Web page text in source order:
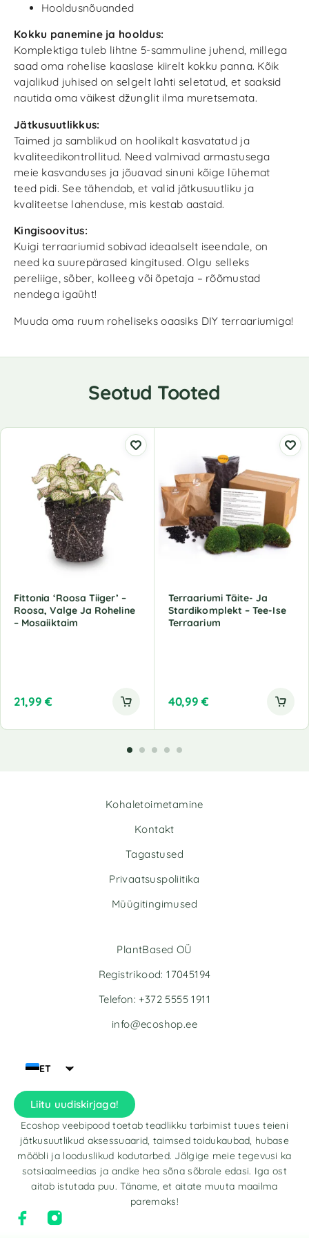
Hooldusnõuanded
Kokku panemine ja hooldus:
Komplektiga tuleb lihtne 5-sammuline juhend, millega
saad oma rohelise kaaslase kiirelt kokku panna. Kõik
vajalikud juhised on selgelt lahti seletatud, et saaksid
nautida oma väikest džunglit ilma muretsemata.
Jätkusuutlikkus:
Taimed ja samblikud on hoolikalt kasvatatud ja
kvaliteedikontrollitud. Need valmivad armastusega
meie kasvanduses ja jõuavad sinuni kõige lühemat
teed pidi. See tähendab, et valid jätkusuutliku ja
kvaliteetse lahenduse, mis kestab aastaid.
Kingisoovitus:
Kuigi terraariumid sobivad ideaalselt iseendale, on
need ka suurepärased kingitused. Olgu selleks
pereliige, sõber, kolleeg või õpetaja – rõõmustad
nendega igaüht!
Muuda oma ruum roheliseks oaasiks DIY terraariumiga!
Seotud Tooted
Fittonia ‘Roosa Tiiger’ –
Roosa, Valge Ja Roheline
– Mosaiiktaim
21,99 €
Terraariumi Täite- Ja
Stardikomplekt – Tee-Ise
Terraarium
40,99 €
Kohaletoimetamine
Kontakt
Tagastused
Privaatsuspoliitika
Müügitingimused
ET
Liitu uudiskirjaga!
Ecoshop veebipood toetab teadlikku tarbimist tuues teieni
jätkusuutlikud aksessuaarid, taimsed toidukaubad, hubase
mööbli ja looduslikud kodutarbed. Jälgige meie tegevusi ka
sotsiaalmeedias ja andke hea sõna sõbrale edasi. Iga ost
aitab istutada puu. Täname, et aitate muuta maailma
paremaks!
PlantBased OÜ
Registrikood: 17045194
Telefon: +372 5555 1911
info@ecoshop.ee